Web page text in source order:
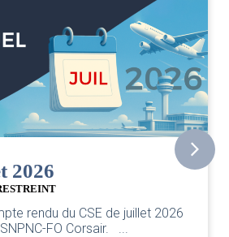
du CSE de juillet 2026
FO Corsair. ...